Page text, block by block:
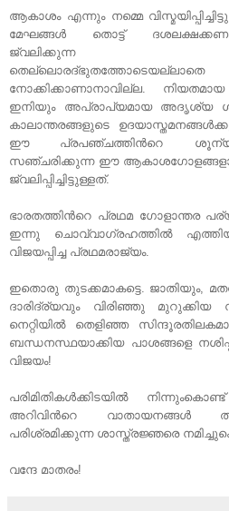
ആകാശം എന്നും നമ്മെ
മേഘങ്ങൾ തൊട്ട്
ജ്വലിക്കുന്ന
നോക്കിക്കാണാനാവില്ല.
ഇനിയും അപ്രാപ്യമായ അദൃശ്യ
കാലാന്തരങ്ങളുടെ
ഈ പ്രപഞ്ചത്തിന്‍റെ
സഞ്ചരിക്കുന്ന ഈ
ജ്വലിപ്പിച്ചിട്ടുള്ളത്.
ഭാരതത്തിന്‍റെ പ്രഥമ ഗോളാന്തര
ഇന്നു ചൊവ്വാഗ്രഹത്തിൽ
വിജയപ്പിച്ച പ്രഥമരാജ്യം.
ഇതൊരു തുടക്കമാകട്ടെ. ജാതിയും,
ദാരിദ്ര്യവും വിരിഞ്ഞു മുറുക്കിയ
നെറ്റിയില്‍ തെളിഞ്ഞ
ബന്ധനസ്ഥയാക്കിയ പാശങ്ങളെ
വിജയം!
പരിമിതികള്‍ക്കിടയില്‍
അറിവിന്‍റെ വാതായനങ്ങള്‍
പരിശ്രമിക്കുന്ന ശാസ്ത്രജ്ഞരെ
വന്ദേ മാതരം!